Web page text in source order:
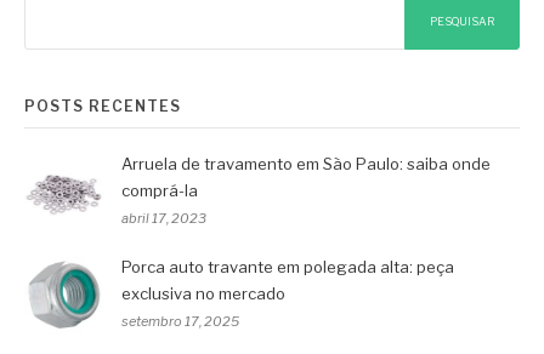
PESQUISAR
POSTS RECENTES
Arruela de travamento em São Paulo: saiba onde
comprá-la
abril 17, 2023
Porca auto travante em polegada alta: peça
exclusiva no mercado
setembro 17, 2025